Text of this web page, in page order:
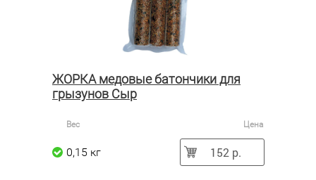
ЖОРКА медовые батончики для
грызунов Сыр
Вес Цена
0,15 кг 152 р.